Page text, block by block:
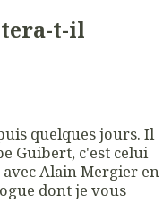
t-il
quelques jours. Il
Guibert, c'est celui
Alain Mergier en
dont je vous